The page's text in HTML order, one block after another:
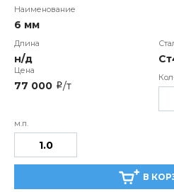
6 мм
н/д
77 000 i/т
В